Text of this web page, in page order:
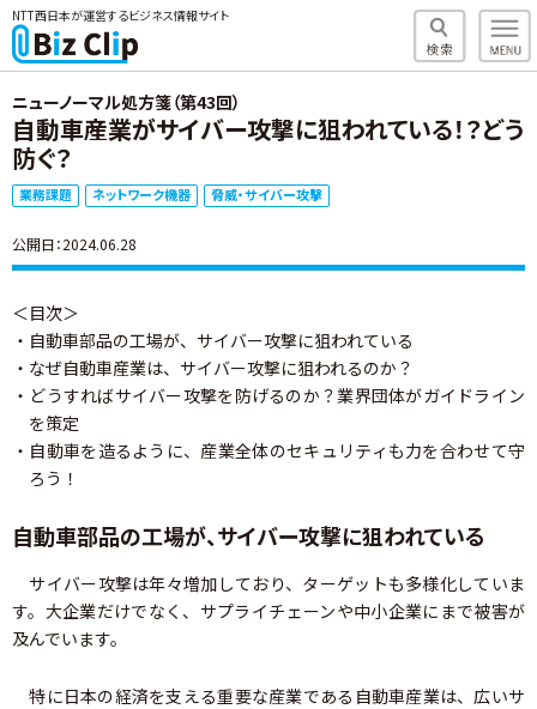
NTT西日本が運営するビジネス情報サイト
ニューノーマル処方箋（第43回）
自動車産業がサイバー攻撃に狙われている！？どう
防ぐ？
業務課題 ネットワーク機器 脅威・サイバー攻撃
公開日：2024.06.28
＜目次＞
・自動車部品の工場が、サイバー攻撃に狙われている
・なぜ自動車産業は、サイバー攻撃に狙われるのか？
・どうすればサイバー攻撃を防げるのか？業界団体がガイドライン
を策定
・自動車を造るように、産業全体のセキュリティも力を合わせて守
ろう！
自動車部品の工場が、サイバー攻撃に狙われている
サイバー攻撃は年々増加しており、ターゲットも多様化していま
す。大企業だけでなく、サプライチェーンや中小企業にまで被害が
及んでいます。
特に日本の経済を支える重要な産業である自動車産業は、広いサ